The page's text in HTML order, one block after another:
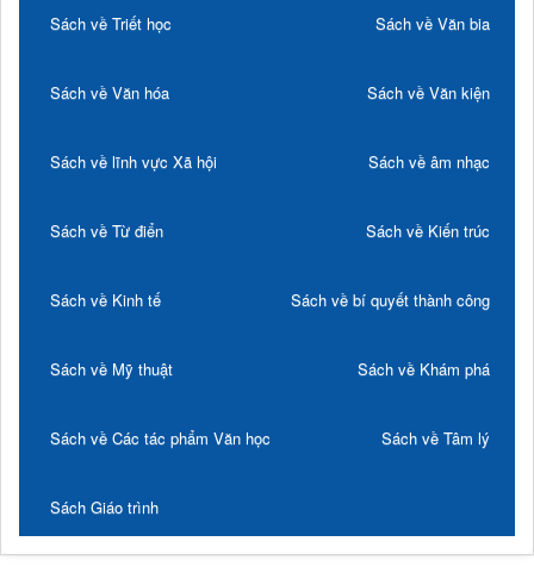
Sách về Triết học Sách về Văn bia
Sách về Văn hóa Sách về Văn kiện
Sách về lĩnh vực Xã hội Sách về âm nhạc
Sách về Từ điển Sách về Kiến trúc
Sách về Kinh tế Sách về bí quyết thành công
Sách về Mỹ thuật Sách về Khám phá
Sách về Các tác phẩm Văn học Sách về Tâm lý
Sách Giáo trình